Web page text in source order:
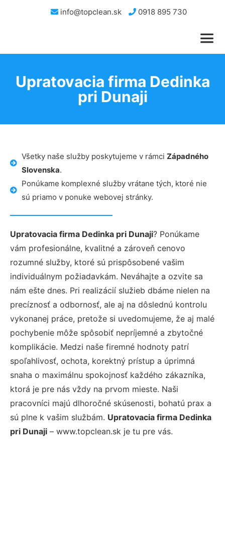
info@topclean.sk 0918 895 730
Upratovacia firma Dedinka
pri Dunaji
Všetky naše služby poskytujeme v rámci Západného
Slovenska.
Ponúkame komplexné služby vrátane tých, ktoré nie
sú priamo v ponuke webovej stránky.
Upratovacia firma Dedinka pri Dunaji? Ponúkame
vám profesionálne, kvalitné a zároveň cenovo
rozumné služby, ktoré sú prispôsobené vašim
individuálnym požiadavkám. Neváhajte a ozvite sa
nám ešte dnes. Pri realizácií služieb dbáme nielen na
precíznosť a odbornosť, ale aj na dôslednú kontrolu
vykonanej práce, pretože si uvedomujeme, že aj malé
pochybenie môže spôsobiť nepríjemné a zbytočné
komplikácie. Medzi naše firemné hodnoty patrí
spoľahlivosť, ochota, korektný prístup a úprimná
snaha o maximálnu spokojnosť každého zákazníka,
ktorá je pre nás vždy na prvom mieste. Naši
pracovníci majú dlhoročné skúsenosti, bohatú prax a
sú plne k vašim službám. Upratovacia firma Dedinka
pri Dunaji – www.topclean.sk je tu pre vás.